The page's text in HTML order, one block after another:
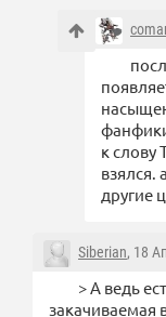
к слову
взялся.
другие
Siberian, 18
> А ведь
закачиваемая